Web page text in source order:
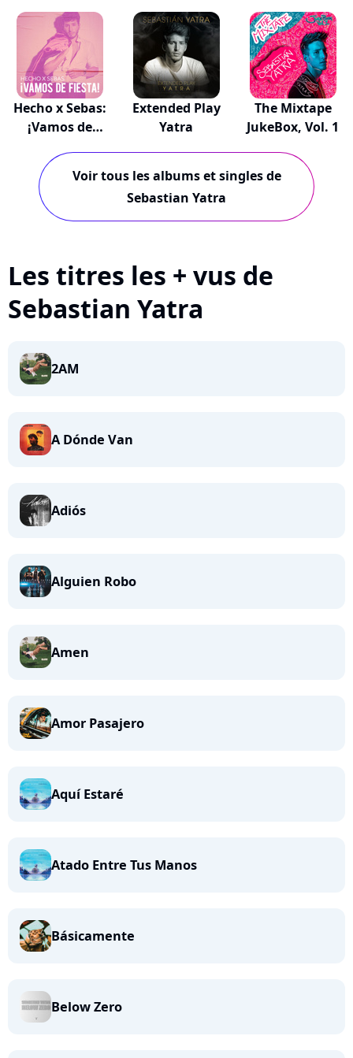
Hecho x Sebas:
¡Vamos de
Extended Play
Yatra
The Mixtape
JukeBox, Vol. 1
Voir tous les albums et singles de
Sebastian Yatra
Les titres les + vus de
Sebastian Yatra
2AM
A Dónde Van
Adiós
Alguien Robo
Amen
Amor Pasajero
Aquí Estaré
Atado Entre Tus Manos
Básicamente
Below Zero